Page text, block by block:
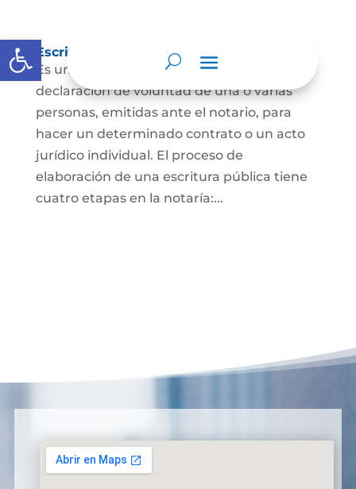
Abrir barra de herramientas
Escritura Pública
Es un documento que contiene la
declaración de voluntad de una o varias
personas, emitidas ante el notario, para
hacer un determinado contrato o un acto
jurídico individual. El proceso de
elaboración de una escritura pública tiene
cuatro etapas en la notaría:...